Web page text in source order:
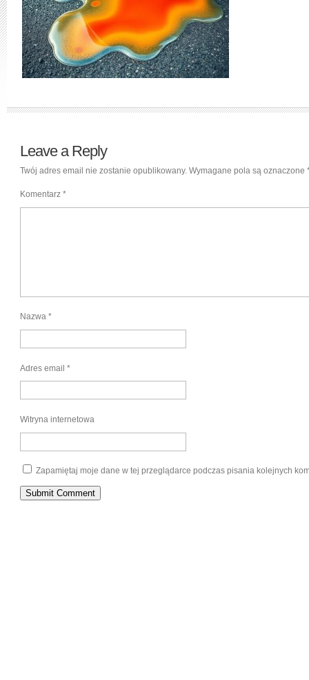
Leave a Reply
Twój adres email nie zostanie opublikowany. Wymagane pola są oznaczone
Komentarz *
Nazwa *
Adres email *
Witryna internetowa
Zapamiętaj moje dane w tej przeglądarce podczas pisania kolejnych